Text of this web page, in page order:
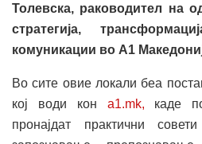
Толевска, раководител на
стратегија,
комуникации во А1
Во сите овие локали беа
кој води кон a1.mk, каде
пронајдат практични